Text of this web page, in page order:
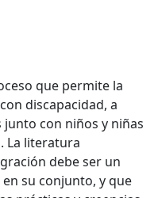
que permite la
discapacidad, a
con niños y niñas
La literatura
debe ser un
su conjunto, y que